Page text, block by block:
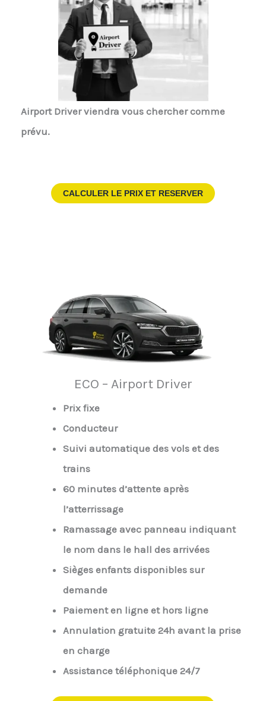
Airport Driverviendra vous chercher comme
prévu.
CALCULER LE PRIX ET RESERVER
ECO – Airport Driver
Prix fixe
Conducteur
Suivi automatique des vols et des
trains
60 minutes d’attente après
l’atterrissage
Ramassage avec panneau indiquant
le nom dans le hall des arrivées
Sièges enfants disponibles sur
demande
Paiement en ligne et hors ligne
Annulation gratuite 24h avant la prise
en charge
Assistance téléphonique 24/7